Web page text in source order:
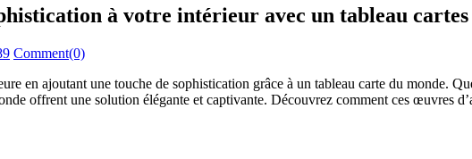
à votre intérieur avec un tableau cartes
Comment(0)
en ajoutant une touche de sophistication grâce à un tableau carte du monde.
offrent une solution élégante et captivante. Découvrez comment ces œuvres